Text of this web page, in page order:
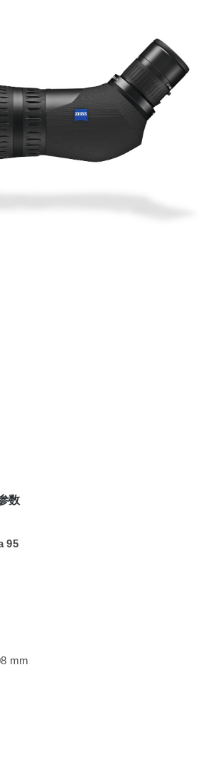
数
95
mm